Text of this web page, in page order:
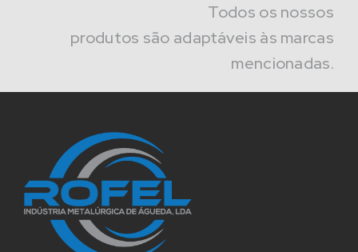
Todos os nossos
produtos são adaptáveis às marcas
mencionadas.